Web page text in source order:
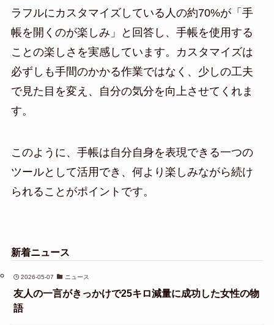
ラフルにカスタマイズしている人の約70%が「手
帳を開くのが楽しみ」と回答し、手帳を使用する
ことの楽しさを実感しています。カスタマイズは
必ずしも手間のかかる作業ではなく、少しの工夫
で見た目を変え、自分の気分を向上させてくれま
す。
このように、手帳は自分自身を表現できる一つの
ツールとして活用でき、何より楽しみながら続け
られることがポイントです。
新着ニュース
2026-05-07 ニュース
友人の一言がきっかけで25キロ減量に成功した女性の物
語